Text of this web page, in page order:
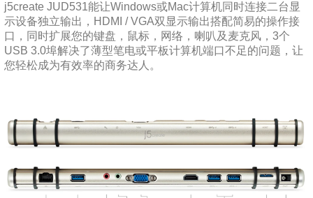
j5create JUD531能让Windows或Mac计算机同时连接二台显
示设备独立输出，HDMI / VGA双显示输出搭配简易的操作接
口，同时扩展您的键盘，鼠标，网络，喇叭及麦克风，3个
USB 3.0埠解决了薄型笔电或平板计算机端口不足的问题，让
您轻松成为有效率的商务达人。